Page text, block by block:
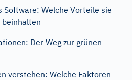
Software: Welche Vorteile sie
beinhalten
Der Weg zur grünen
verstehen: Welche Faktoren